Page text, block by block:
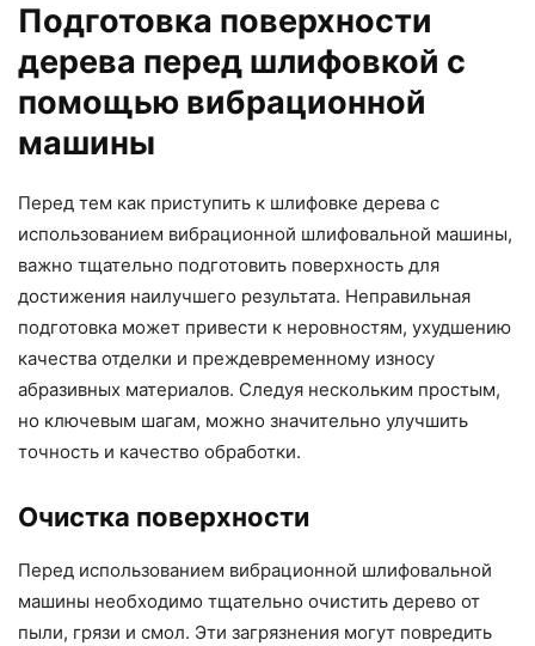
Подготовка поверхности
дерева перед шлифовкой с
помощью вибрационной
машины
Перед тем как приступить к шлифовке дерева с
использованием вибрационной шлифовальной машины,
важно тщательно подготовить поверхность для
достижения наилучшего результата. Неправильная
подготовка может привести к неровностям, ухудшению
качества отделки и преждевременному износу
абразивных материалов. Следуя нескольким простым,
но ключевым шагам, можно значительно улучшить
точность и качество обработки.
Очистка поверхности
Перед использованием вибрационной шлифовальной
машины необходимо тщательно очистить дерево от
пыли, грязи и смол. Эти загрязнения могут повредить